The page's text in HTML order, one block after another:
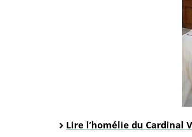
Lire l’homélie du Cardinal